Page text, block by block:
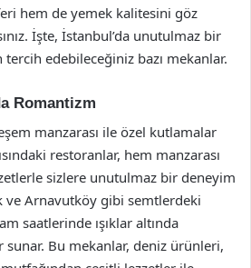
hem de yemek kalitesini göz
İşte, İstanbul’da unutulmaz bir
edebileceğiniz bazı mekanlar.
Romantizm
manzarası ile özel kutlamalar
restoranlar, hem manzarası
sizlere unutulmaz bir deneyim
ve Arnavutköy gibi semtlerdeki
saatlerinde ışıklar altında
Bu mekanlar, deniz ürünleri,